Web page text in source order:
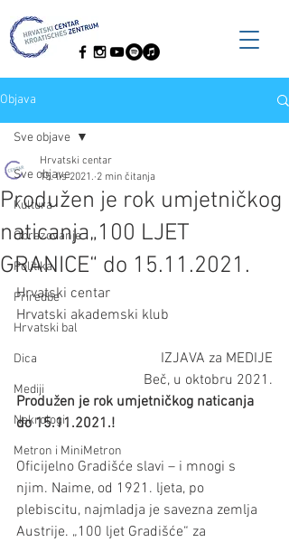
Objava
Sve objave
Kultura
Obrazovanje
Politika
Priredbe
Hrvatski bal
Dica
Mediji
Nekrologi
Metron i MiniMetron
Sve objave
Produžen je rok umjetničkog
naticanja„100 LJET
GRANICE“ do 15.11.2021.
Hrvatski centar
15. lis 2021. 2 min čitanja
Hrvatski centar
Hrvatski akademski klub
IZJAVA za MEDIJE
Beč, u oktobru 2021.
Produžen je rok umjetničkog naticanja
do 15.11.2021.!
Oficijelno Gradišće slavi – i mnogi s
njim. Naime, od 1921. ljeta, po
plebiscitu, najmladja je savezna zemlja
Austrije. „100 ljet Gradišće“ za